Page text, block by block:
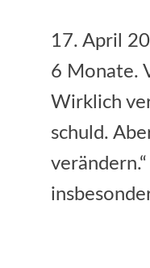
17. April
6 Monate.
Wirklich
schuld.